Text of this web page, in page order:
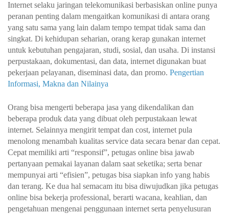
Internet selaku jaringan telekomunikasi berbasiskan online punya
peranan penting dalam mengaitkan komunikasi di antara orang
yang satu sama yang lain dalam tempo tempat tidak sama dan
singkat. Di kehidupan seharian, orang kerap gunakan internet
untuk kebutuhan pengajaran, studi, sosial, dan usaha. Di instansi
perpustakaan, dokumentasi, dan data, internet digunakan buat
pekerjaan pelayanan, diseminasi data, dan promo. Pengertian
Informasi, Makna dan Nilainya
Orang bisa mengerti beberapa jasa yang dikendalikan dan
beberapa produk data yang dibuat oleh perpustakaan lewat
internet. Selainnya mengirit tempat dan cost, internet pula
menolong menambah kualitas service data secara benar dan cepat.
Cepat memiliki arti “responsif”, petugas online bisa jawab
pertanyaan pemakai layanan dalam saat seketika; serta benar
mempunyai arti “efisien”, petugas bisa siapkan info yang habis
dan terang. Ke dua hal semacam itu bisa diwujudkan jika petugas
online bisa bekerja professional, berarti wacana, keahlian, dan
pengetahuan mengenai penggunaan internet serta penyelusuran